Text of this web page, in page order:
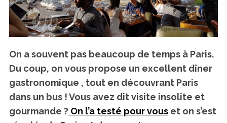
On a souvent pas beaucoup de temps à Paris.
Du coup, on vous propose un excellent dîner
gastronomique , tout en découvrant Paris
dans un bus ! Vous avez dit visite insolite et
gourmande ? On l’a testé pour vouset on s’est